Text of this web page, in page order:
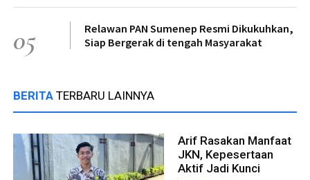
05
Relawan PAN Sumenep Resmi Dikukuhkan,
Siap Bergerak di tengah Masyarakat
BERITA TERBARU LAINNYA
Arif Rasakan Manfaat
JKN, Kepesertaan
Aktif Jadi Kunci